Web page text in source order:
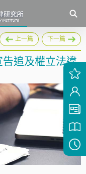
上一篇 下一篇
追及權立法違